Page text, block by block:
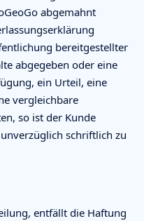
abgemahnt
bereitgestellter
abgegeben oder eine
ein Urteil, eine
vergleichbare
so ist der Kunde
schriftlich zu
entfällt die Haftung